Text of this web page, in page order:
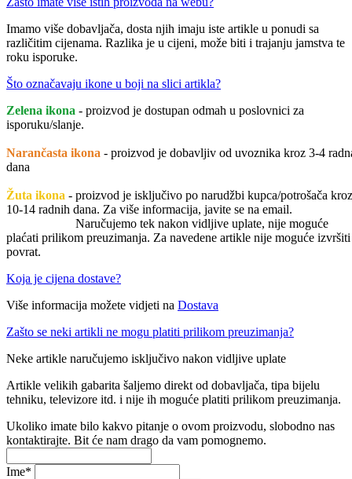
Imamo više dobavljača, dosta njih imaju iste artikle u ponudi sa
različitim cijenama. Razlika je u cijeni, može biti i trajanju jamstva te
roku isporuke.
Što označavaju ikone u boji na slici artikla?
Zelena ikona - proizvod je dostupan odmah u poslovnici za
isporuku/slanje.
Narančasta ikona - proizvod je dobavljiv od uvoznika kroz 3-4
dana
Žuta ikona - proizvod je isključivo po narudžbi kupca/potrošača kroz
10-14 radnih dana. Za više informacija, javite se na email.
Naručujemo tek nakon vidljive uplate, nije moguće
plaćati prilikom preuzimanja. Za navedene artikle nije moguće izvršiti
povrat.
Koja je cijena dostave?
Više informacija možete vidjeti na Dostava
Zašto se neki artikli ne mogu platiti prilikom preuzimanja?
Neke artikle naručujemo isključivo nakon vidljive uplate
Artikle velikih gabarita šaljemo direkt od dobavljača, tipa bijelu
tehniku, televizore itd. i nije ih moguće platiti prilikom preuzimanja.
Ukoliko imate bilo kakvo pitanje o ovom proizvodu, slobodno nas
kontaktirajte. Bit će nam drago da vam pomognemo.
Ime*